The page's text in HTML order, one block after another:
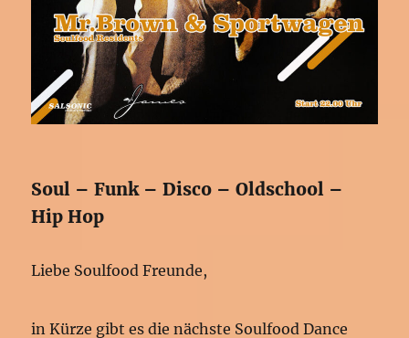
Soul – Funk – Disco – Oldschool –
Hip Hop
Liebe Soulfood Freunde,
in Kürze gibt es die nächste Soulfood Dance